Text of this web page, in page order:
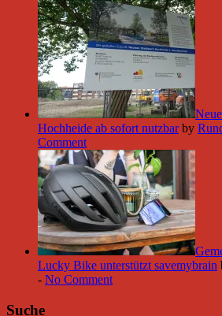
Hochheide ab sofort nutzbar by
Comment
Lucky Bike unterstützt savemybrain
- No Comment
Suche